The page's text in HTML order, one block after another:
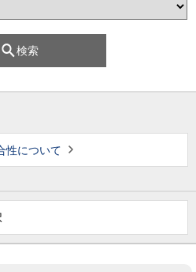
検索
性について